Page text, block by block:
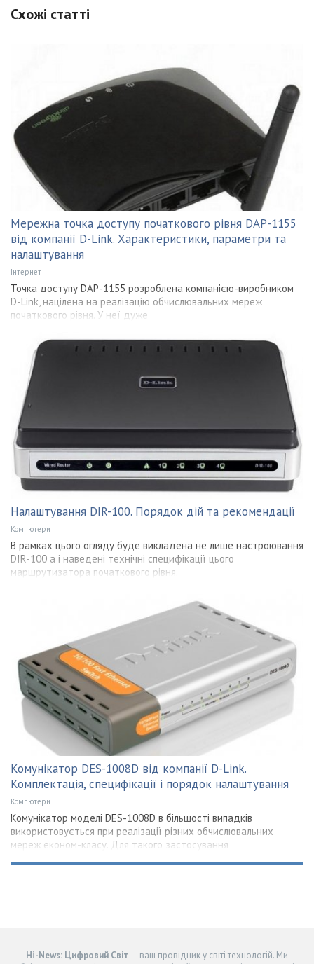
Схожі статті
Мережна точка доступу початкового рівня DAP-1155
від компанії D-Link. Характеристики, параметри та
налаштування
Інтернет
Точка доступу DAP-1155 розроблена компанією-виробником
D-Link, націлена на реалізацію обчислювальних мереж
початкового рівня. У неї дуже
Налаштування DIR-100. Порядок дій та рекомендації
Компютери
В рамках цього огляду буде викладена не лише настроювання
DIR-100 а і наведені технічні специфікації цього
маршрутизатора початкового рівня.
Комунікатор DES-1008D від компанії D-Link.
Комплектація, специфікації і порядок налаштування
Компютери
Комунікатор моделі DES-1008D в більшості випадків
використовується при реалізації різних обчислювальних
мереж економ-класу. Для такого застосування
Hi-News: Цифровий Світ — ваш провідник у світі технологій. Ми